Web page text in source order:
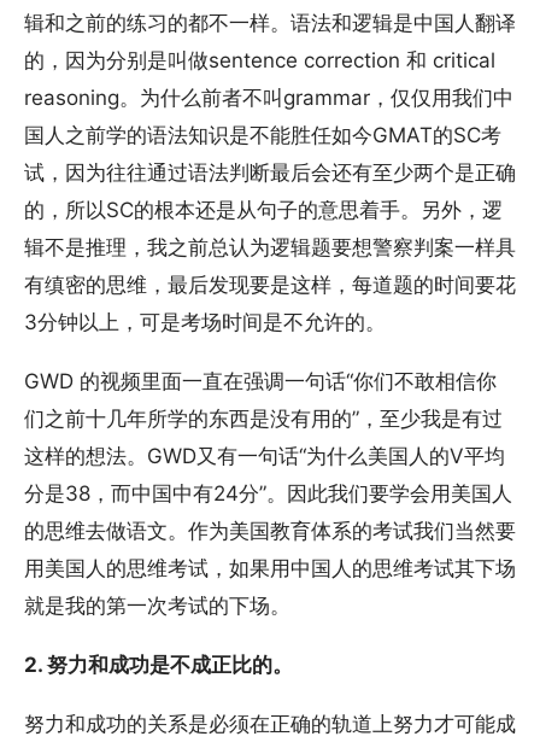
辑和之前的练习的都不一样。语法和逻辑是中国人翻译
的，因为分别是叫做sentence correction 和 critical
reasoning。为什么前者不叫grammar，仅仅用我们中
国人之前学的语法知识是不能胜任如今GMAT的SC考
试，因为往往通过语法判断最后会还有至少两个是正确
的，所以SC的根本还是从句子的意思着手。另外，逻
辑不是推理，我之前总认为逻辑题要想警察判案一样具
有缜密的思维，最后发现要是这样，每道题的时间要花
3分钟以上，可是考场时间是不允许的。
GWD 的视频里面一直在强调一句话“你们不敢相信你
们之前十几年所学的东西是没有用的”，至少我是有过
这样的想法。GWD又有一句话“为什么美国人的V平均
分是38，而中国中有24分”。因此我们要学会用美国人
的思维去做语文。作为美国教育体系的考试我们当然要
用美国人的思维考试，如果用中国人的思维考试其下场
就是我的第一次考试的下场。
2. 努力和成功是不成正比的。
努力和成功的关系是必须在正确的轨道上努力才可能成